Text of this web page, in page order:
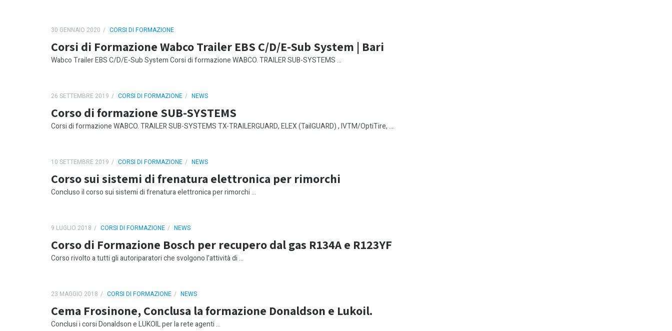
30 GENNAIO 2020 CORSI DI FORMAZIONE
Corsi di Formazione Wabco Trailer EBS C/D/E-Sub System | Bari
Wabco Trailer EBS C/D/E-Sub System Corsi di formazione WABCO. TRAILER SUB-SYSTEMS ...
26 SETTEMBRE 2019 CORSI DI FORMAZIONE NEWS
Corso di formazione SUB-SYSTEMS
Corsi di formazione WABCO. TRAILER SUB-SYSTEMS TX-TRAILERGUARD, ELEX (TailGUARD) , IVTM/OptiTire, ...
10 SETTEMBRE 2019 CORSI DI FORMAZIONE NEWS
Corso sui sistemi di frenatura elettronica per rimorchi
Concluso il corso sui sistemi di frenatura elettronica per rimorchi ...
9 LUGLIO 2018 CORSI DI FORMAZIONE NEWS
Corso di Formazione Bosch per recupero dal gas R134A e R123YF
Corso rivolto a tutti gli autoriparatori che svolgono l’attività di ...
23 MAGGIO 2018 CORSI DI FORMAZIONE NEWS
Cema Frosinone, Conclusa la formazione Donaldson e Lukoil.
Conclusi i corsi Donaldson e LUKOIL per la rete agenti ...